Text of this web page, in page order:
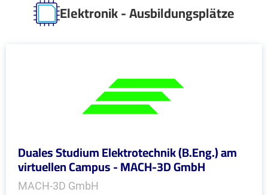
Elektronik - Ausbildungsplätze
Duales Studium Elektrotechnik (B.Eng.) am
virtuellen Campus - MACH-3D GmbH
MACH-3D GmbH